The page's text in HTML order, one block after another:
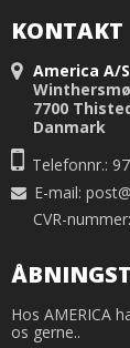
KONTAKT
America A/S
7700
Danmark
Telefonnr.:
E-mail:
CVR-
Hos AMERICA
os gerne..